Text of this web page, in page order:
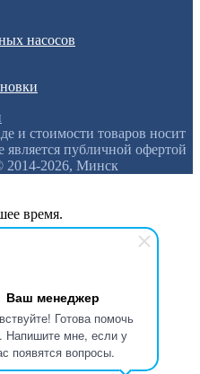
Ваш менеджер
Готова помочь
Напишите мне, если у
появятся вопросы.
насосов
и стоимости товаров носит
публичной офертой
2014-2026, Минск
время.
данных в